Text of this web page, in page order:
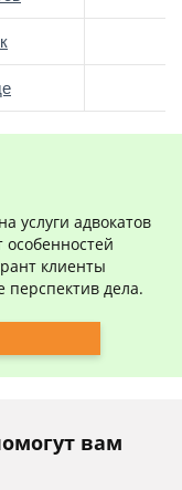
услуги адвокатов
особенностей
клиенты
перспектив дела.
вам